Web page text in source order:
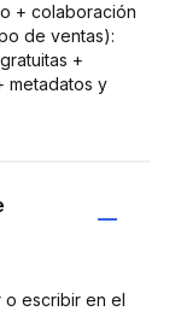
+ colaboración
de ventas):
+
metadatos y
o escribir en el